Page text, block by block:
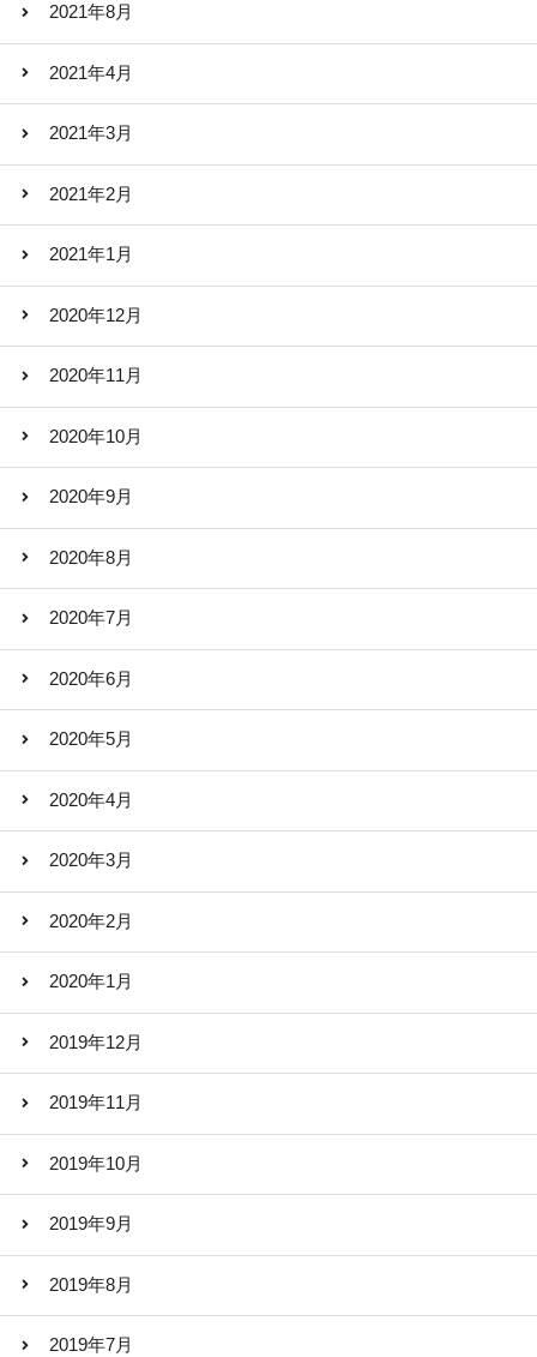
2021年8月
2021年4月
2021年3月
2021年2月
2021年1月
2020年12月
2020年11月
2020年10月
2020年9月
2020年8月
2020年7月
2020年6月
2020年5月
2020年4月
2020年3月
2020年2月
2020年1月
2019年12月
2019年11月
2019年10月
2019年9月
2019年8月
2019年7月